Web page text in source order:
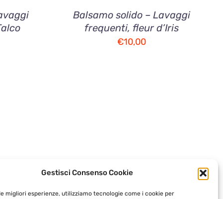
Gestisci Consenso Cookie
migliori esperienze, utilizziamo tecnologie come i cookie per
Balsamo solido – Lavaggi
frequenti, fleur d’Iris
€10,00